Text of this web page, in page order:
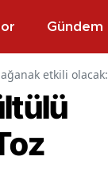
Gündem
etkili olacak: